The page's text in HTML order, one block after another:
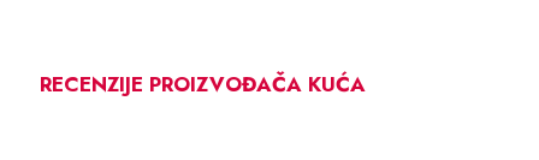
RECENZIJE PROIZVOĐAČA KUĆA